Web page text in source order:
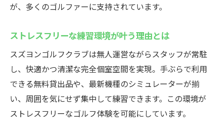
が、多くのゴルファーに支持されています。
ストレスフリーな練習環境が叶う理由とは
スズヨンゴルフクラブは無人運営ながらスタッフが常駐
し、快適かつ清潔な完全個室空間を実現。手ぶらで利用
できる無料貸出品や、最新機種のシミュレーターが揃
い、周囲を気にせず集中して練習できます。この環境が
ストレスフリーなゴルフ体験を可能にしています。